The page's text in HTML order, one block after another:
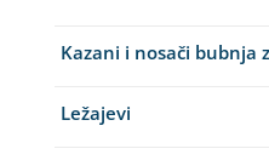
Kazani i nosači bubnja
Ležajevi